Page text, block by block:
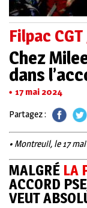
Filpac
Chez
dans
17 mai 2024
Partagez :
• Montreuil, le 17
MALGRÉ LA
ACCORD
VEUT